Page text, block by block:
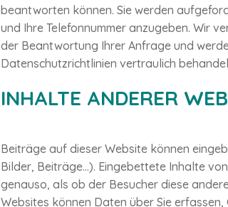
beantworten können. Sie werden
und Ihre Telefonnummer anzugeben. Wir
der Beantwortung Ihrer Anfrage und
Datenschutzrichtlinien vertraulich
INHALTE ANDERER
Beiträge auf dieser Website können
Bilder, Beiträge…). Eingebettete Inhalte
genauso, als ob der Besucher diese
Websites können Daten über Sie